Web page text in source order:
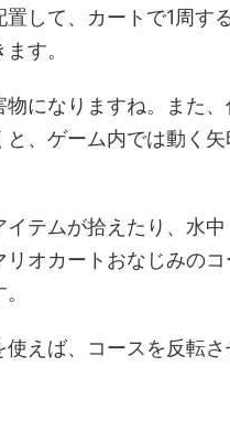
して、カートで1周す
す。
物になりますね。また
と、ゲーム内では動く
イテムが拾えたり、水中
リオカートおなじみのコ
使えば、コースを反転さ